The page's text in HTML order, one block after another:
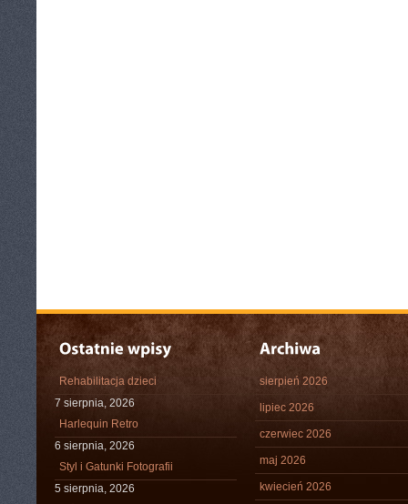
Rehabilitacja dzieci
7 sierpnia, 2026
Harlequin Retro
6 sierpnia, 2026
Styl i Gatunki Fotografii
5 sierpnia, 2026
sierpień 2026
lipiec 2026
czerwiec 2026
maj 2026
kwiecień 2026